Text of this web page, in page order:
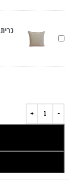
כחול
כרית
55/55
אפור
בהיר